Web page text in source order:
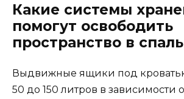
Какие системы
помогут освободить
пространство в
Выдвижные ящики под
50 до 150 литров в зависимости